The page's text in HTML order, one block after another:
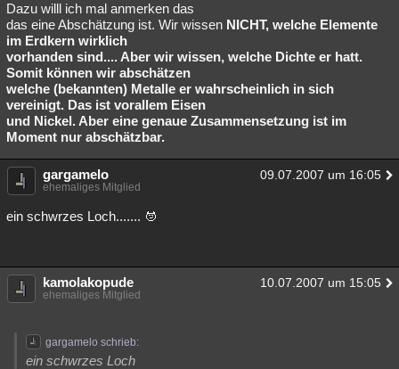
Besucht Teilgenommen Alle Neue Geschlossen
Lesenswert Schlüsselwörter
Dazu willl ich mal anmerken das
das eine Abschätzung ist. Wir wissen NICHT, welche Elemente
im Erdkern wirklich
vorhanden sind.... Aber wir wissen, welche Dichte er hatt.
Somit können wir abschätzen
welche (bekannten) Metalle er wahrscheinlich in sich
vereinigt. Das ist vorallem Eisen
und Nickel. Aber eine genaue Zusammensetzung ist im
Moment nur abschätzbar.
gargamelo 09.07.2007 um 16:05
ehemaliges Mitglied
ein schwrzes Loch.......
kamolakopude 10.07.2007 um 15:05
ehemaliges Mitglied
gargamelo schrieb:
ein schwrzes Loch